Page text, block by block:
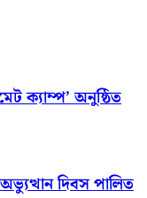
ক্যাম্প’ অনুষ্ঠিত
দিবস পালিত